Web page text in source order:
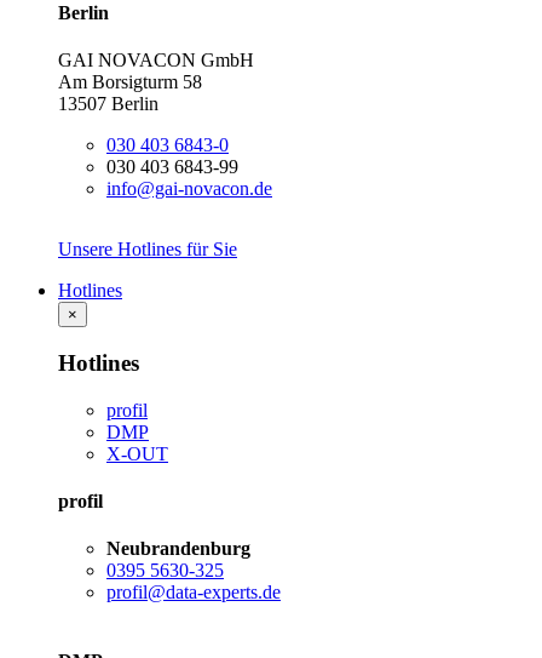
Berlin
GAI NOVACON GmbH
Am Borsigturm 58
13507 Berlin
030 403 6843-0
030 403 6843-99
info@gai-novacon.de
Unsere Hotlines für Sie
Hotlines
×
Hotlines
profil
DMP
X-OUT
profil
Neubrandenburg
0395 5630-325
profil@data-experts.de